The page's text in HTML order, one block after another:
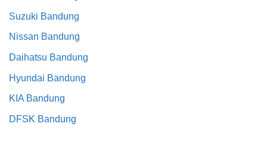
Suzuki Bandung
Nissan Bandung
Daihatsu Bandung
Hyundai Bandung
KIA Bandung
DFSK Bandung